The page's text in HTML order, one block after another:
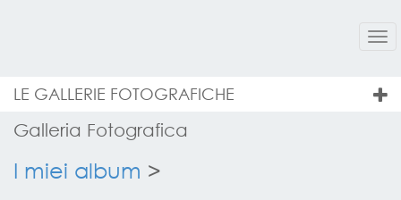
LE GALLERIE FOTOGRAFICHE
Galleria Fotografica
I miei album >